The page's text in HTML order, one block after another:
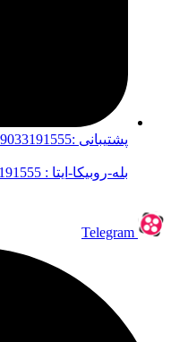
پشتیبانی :09033191555 واتس آپ
بله-روبیکا-ایتا : 09033191555
Telegram